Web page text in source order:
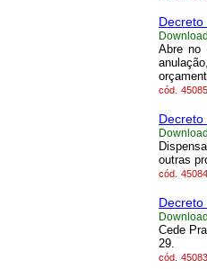
Abre no
cód. 45085
outras
cód. 45084
Cede
29.
cód. 45083